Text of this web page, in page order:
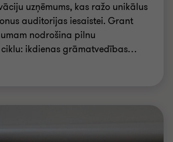
uzņēmums, kas ražo unikālus
auditorijas iesaistei. Grant
nodrošina pilnu
ikdienas grāmatvedības…